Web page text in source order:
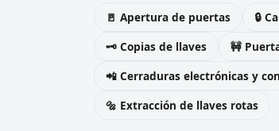
🚪 Apertura de puertas 🔒
🗝️ Copias de llaves
🚧
📲 Cerraduras electrónicas y
🔩 Extracción de llaves rotas